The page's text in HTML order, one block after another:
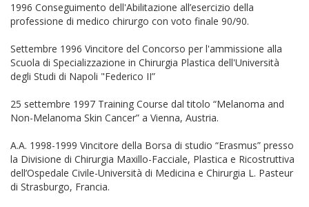
1996 Conseguimento dell'Abilitazione all’esercizio della
professione di medico chirurgo con voto finale 90/90.
Settembre 1996 Vincitore del Concorso per l'ammissione alla
Scuola di Specializzazione in Chirurgia Plastica dell'Università
degli Studi di Napoli "Federico II”
25 settembre 1997 Training Course dal titolo “Melanoma and
Non-Melanoma Skin Cancer” a Vienna, Austria.
A.A. 1998-1999 Vincitore della Borsa di studio “Erasmus” presso
la Divisione di Chirurgia Maxillo-Facciale, Plastica e Ricostruttiva
dell’Ospedale Civile-Università di Medicina e Chirurgia L. Pasteur
di Strasburgo, Francia.